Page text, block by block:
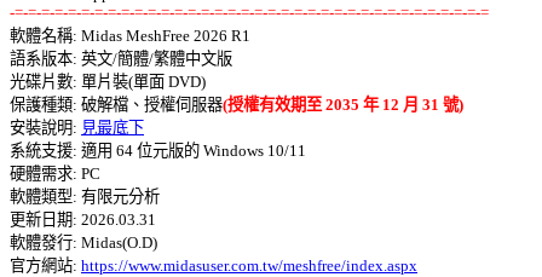
-=-=-=-=-=-=-=-=-=-=-=-=-=-=-=-=-=-=-=-=-=-=-=-=-=-=-=-=-=-=-=-=-=-=-=-=
軟體名稱: Midas MeshFree 2026 R1
語系版本: 英文/簡體/繁體中文版
光碟片數: 單片裝(單面 DVD)
保護種類: 破解檔、授權伺服器(授權有效期至 2035 年 12 月 31 號)
安裝說明: 見最底下
系統支援: 適用 64 位元版的 Windows 10/11
硬體需求: PC
軟體類型: 有限元分析
更新日期: 2026.03.31
軟體發行: Midas(O.D)
官方網站: https://www.midasuser.com.tw/meshfree/index.aspx